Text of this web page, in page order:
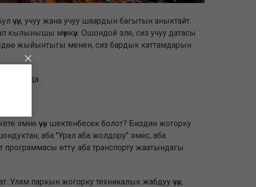
үчүн, учуу жана учуу шаардын багытын аныктайт.
кылынышы мүмкүн. Ошондой эле, сиз учуу датасы
- издөө жыйынтыгы менен, сиз бардык каттамдарын
октябрда .
эмне үчүн шектенбесек болот? Биздин жогорку
аба "Урал аба жолдору" эмес, аба
программасы өттү - аба транспорту жаатындагы
Улам паркын жогорку техникалык жабдуу үчүн,